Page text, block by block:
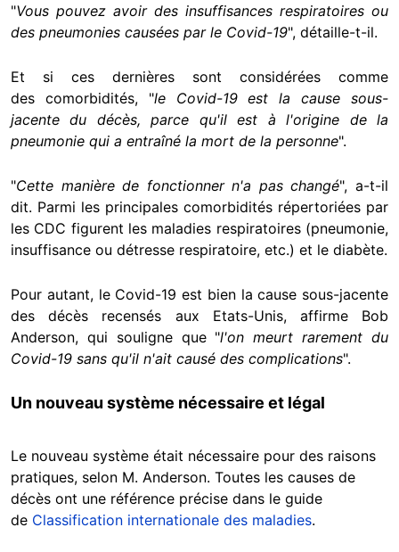
"Vous pouvez avoir des insuffisances respiratoires ou
des pneumonies causées par le Covid-19", détaille-t-il.
Et si ces dernières sont considérées comme
des comorbidités, "le Covid-19 est la cause sous-
jacente du décès, parce qu'il est à l'origine de la
pneumonie qui a entraîné la mort de la personne".
"Cette manière de fonctionner n'a pas changé", a-t-il
dit. Parmi les principales comorbidités répertoriées par
les CDC figurent les maladies respiratoires (pneumonie,
insuffisance ou détresse respiratoire, etc.) et le diabète.
Pour autant, le Covid-19 est bien la cause sous-jacente
des décès recensés aux Etats-Unis, affirme Bob
Anderson, qui souligne que "l'on meurt rarement du
Covid-19 sans qu'il n'ait causé des complications".
Un nouveau système nécessaire et légal
Le nouveau système était nécessaire pour des raisons
pratiques, selon M. Anderson. Toutes les causes de
décès ont une référence précise dans le guide
de Classification internationale des maladies.